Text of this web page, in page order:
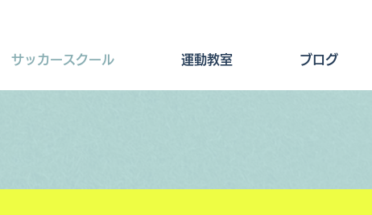
サッカースクール 運動教室 ブログ